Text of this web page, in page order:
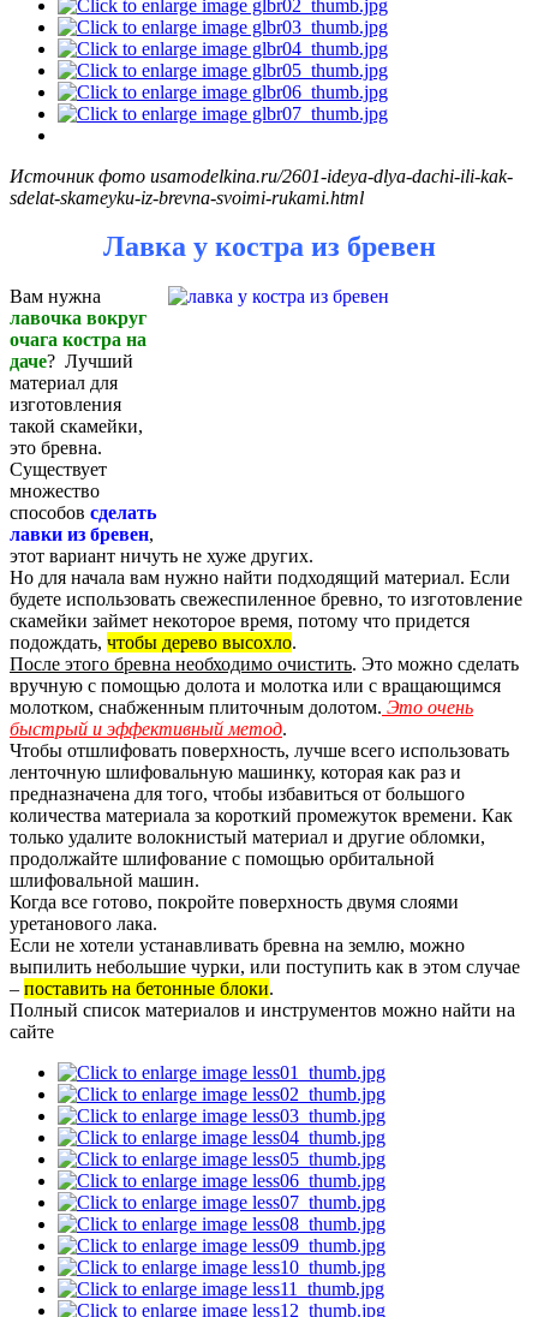
Источник фото usamodelkina.ru/2601-ideya-dlya-dachi-ili-kak-
sdelat-skameyku-iz-brevna-svoimi-rukami.html
Лавка у костра из бревен
Вам нужна
лавочка вокруг
очага костра на
даче? Лучший
материал для
изготовления
такой скамейки,
это бревна.
Существует
множество
способов сделать
лавки из бревен,
этот вариант ничуть не хуже других.
Но для начала вам нужно найти подходящий материал. Если
будете использовать свежеспиленное бревно, то изготовление
скамейки займет некоторое время, потому что придется
подождать, чтобы дерево высохло.
После этого бревна необходимо очистить. Это можно сделать
вручную с помощью долота и молотка или с вращающимся
молотком, снабженным плиточным долотом. Это очень
быстрый и эффективный метод.
Чтобы отшлифовать поверхность, лучше всего использовать
ленточную шлифовальную машинку, которая как раз и
предназначена для того, чтобы избавиться от большого
количества материала за короткий промежуток времени. Как
только удалите волокнистый материал и другие обломки,
продолжайте шлифование с помощью орбитальной
шлифовальной машин.
Когда все готово, покройте поверхность двумя слоями
уретанового лака.
Если не хотели устанавливать бревна на землю, можно
выпилить небольшие чурки, или поступить как в этом случае
– поставить на бетонные блоки.
Полный список материалов и инструментов можно найти на
сайте